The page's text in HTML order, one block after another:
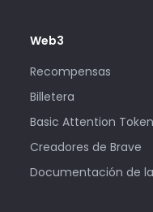
Web3
Recompensas
Billetera
Basic Attention Token
Creadores de Brave
Documentación de